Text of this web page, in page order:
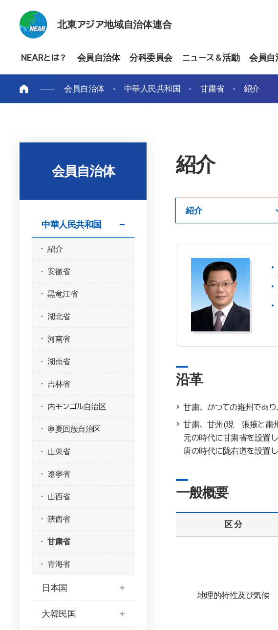
北東アジア地域自治体連合
NEARとは？ 会員自治体 分科委員会 ニュース＆活動 会員自
会員自治体 中華人民共和国 甘粛省 紹介
会員自治体
中華人民共和国
紹介
安徽省
黒竜江省
湖北省
河南省
湖南省
吉林省
内モンゴル自治区
寧夏回族自治区
山東省
遼寧省
山西省
陝西省
甘粛省
青海省
日本国
大韓民国
紹介
紹介
沿革
甘粛、かつての雍州であ
甘粛、甘州(現 張掖と粛
元の時代に甘粛省を設置し
唐の時代に陇右道を設置し
一般概要
区 分
地理的特性及び気候